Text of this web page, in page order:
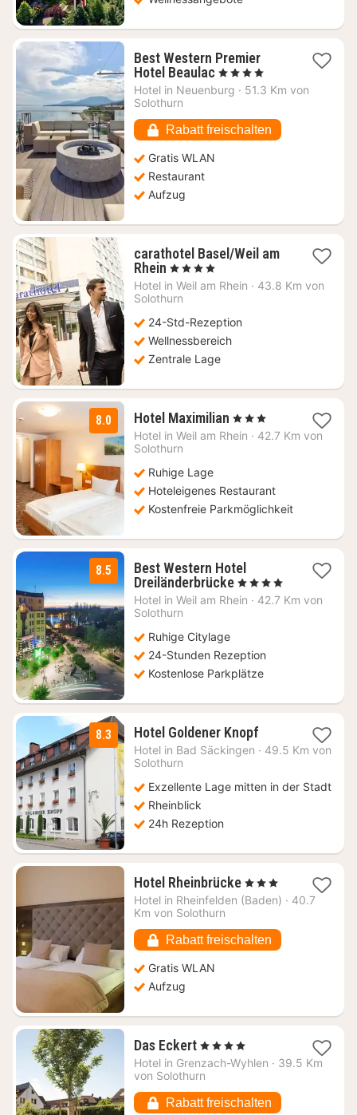
Best Western Premier
Hotel Beaulac1
Nacht
ab
€
, 4 Sterne
Hotel in Neuenburg · 51.3 Km von
Solothurn
Rabatt freischalten
Gratis WLAN
Restaurant
Aufzug
carathotel Basel/Weil am
Rhein 1
Nacht
ab
€
, 4 Sterne
Hotel in Weil am Rhein · 43.8 Km von
Solothurn
24-Std-Rezeption
Wellnessbereich
Zentrale Lage
8.0 Hotel Maximilian 1
Nacht
, 3 Sterne
Hotel in Weil am Rhein · 42.7 Km von
Solothurn
Ruhige Lage
Hoteleigenes Restaurant
Kostenfreie Parkmöglichkeit
8.5
Best Western Hotel
Dreiländerbrücke1
Nacht
, 4 Sterne
Hotel in Weil am Rhein · 42.7 Km von
Solothurn
Ruhige Citylage
24-Stunden Rezeption
Kostenlose Parkplätze
8.3 Hotel Goldener Knopf1
Nacht
€
Hotel in Bad Säckingen · 49.5 Km von
Solothurn
Exzellente Lage mitten in der Stadt
Rheinblick
24h Rezeption
Hotel Rheinbrücke1
Nacht
ab
€
, 3 Sterne
Hotel in Rheinfelden (Baden) · 40.7
Km von Solothurn
Rabatt freischalten
Gratis WLAN
Aufzug
Das Eckert1
Nacht
ab
€
, 4 Sterne
Hotel in Grenzach-Wyhlen · 39.5 Km
von Solothurn
Rabatt freischalten